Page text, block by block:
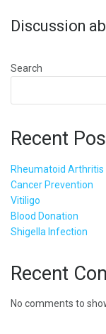
Discussion
Search
Recent
Rheumatoid Arthritis
Cancer Prevention
Vitiligo
Blood Donation
Shigella Infection
Recent
No comments to